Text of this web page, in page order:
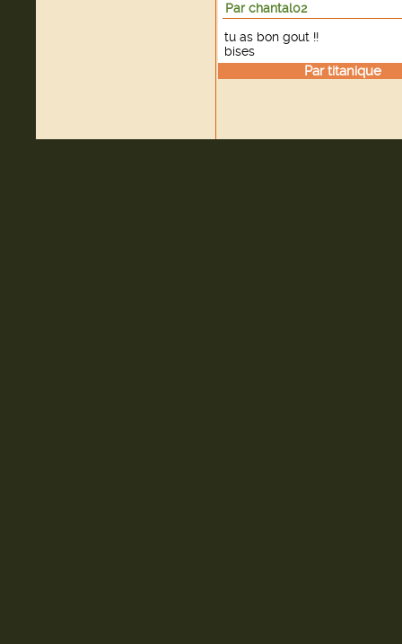
Par chantal02
tu as bon gout !!
bises
Partitaniquele